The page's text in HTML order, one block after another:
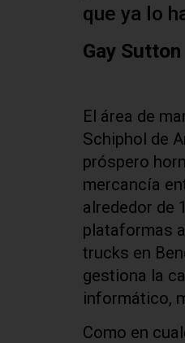
que ya lo
Gay Sutton
El área de
Schiphol de
próspero
mercancía
alrededor de
plataformas
trucks en
gestiona la
informático,
Como en